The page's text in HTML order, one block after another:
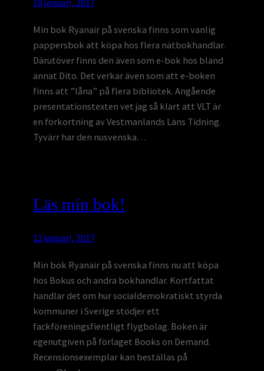
Min bok Ryanair på svenska finns som vanlig
pappersbok att köpa hos flera nätbokhandlar.
Därutöver finns den även som e-bok hos bland
annat Dito. Det verkar även som att e-boken
finns att ”låna” på flera bibliotek. Angående
presentationstexten vet jag så klart att VLT är
en förkortning av Vestmanlands Läns Tidning.
Tyvärr har den nusvenska…
Läs min bok!
12 januari, 2017
Min bok Ryanair på svenska finns nu att köpa
hos Bokus och andra bokhandlar. Kortfattat
handlar det om hur socialdemokratiskt styrda
kommuner i Sverige stödjer ett
fackföreningsfientligt flygbolag. Boken är
egenutgiven på förlaget Books on Demand.
Recensionsexemplar kan beställas på